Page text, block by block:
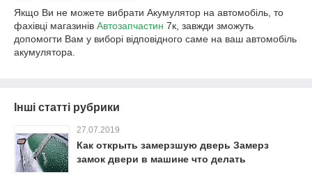
Якщо Ви не можете вибрати Акумулятор на автомобіль, то
фахівці магазинів Автозапчастин 7к, завжди зможуть
допомогти Вам у виборі відповідного саме на ваш автомобіль
акумулятора.
Інші статті рубрики
27.07.2019
Как открыть замерзшую дверь Замерз
замок двери в машине что делать